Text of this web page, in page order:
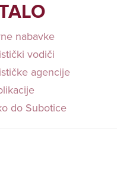
nabavke
vodiči
agencije
do Subotice